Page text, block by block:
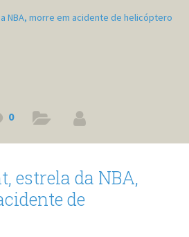
0
estrela da NBA,
de